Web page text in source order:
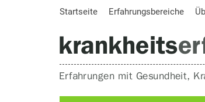
Startseite Erfahrungsbereiche